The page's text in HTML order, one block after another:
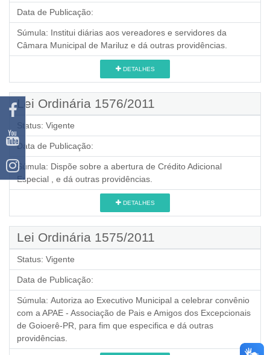
Data de Publicação:
Súmula: Institui diárias aos vereadores e servidores da
Câmara Municipal de Mariluz e dá outras providências.
DETALHES
Lei Ordinária 1576/2011
Status: Vigente
Data de Publicação:
Súmula: Dispõe sobre a abertura de Crédito Adicional
Especial , e dá outras providências.
DETALHES
Lei Ordinária 1575/2011
Status: Vigente
Data de Publicação:
Súmula: Autoriza ao Executivo Municipal a celebrar convênio
com a APAE - Associação de Pais e Amigos dos Excepcionais
de Goioerê-PR, para fim que especifica e dá outras
providências.